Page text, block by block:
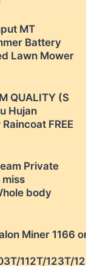
MT
Battery
Lawn Mower
QUALITY (S
Hujan
FREE
Private
body
Miner 1166
112T/123T/